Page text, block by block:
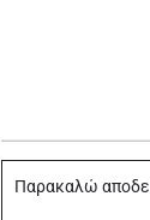
Παρακαλώ